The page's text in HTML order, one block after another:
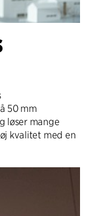
50 mm
løser mange
kvalitet med en